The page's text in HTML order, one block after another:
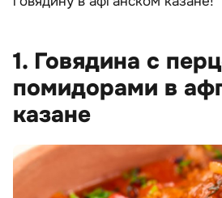
1. Говядина с
помидорами в
казане